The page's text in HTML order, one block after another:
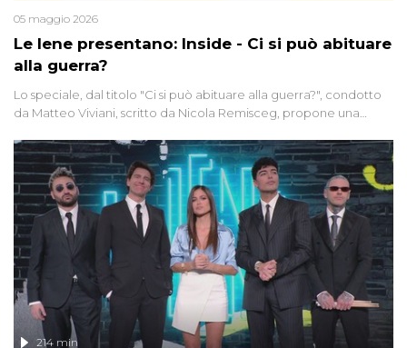
Le Iene presentano: Inside - Ci si può abituare
alla guerra?
05 maggio 2026
Lo speciale, dal titolo "Ci si può abituare alla guerra?", condotto
da Matteo Viviani, scritto da Nicola Remisceg, propone una
di settore - su quanto la guerra sia diventata una realtà pervasiva.
Anche se l'Italia non è direttamente coinvolta in conflitti armati, il
contesto globale rende impossibile considerarla un fenomeno
lontano.
214 min